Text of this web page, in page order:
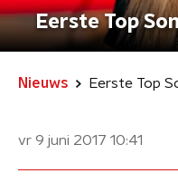
Eerste Top
Nieuws Eerste Top
vr 9 juni 2017 10:41